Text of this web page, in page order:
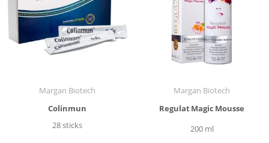
Margan Biotech
Colinmun
28 sticks
Margan Biotech
Regulat Magic Mousse
200 ml